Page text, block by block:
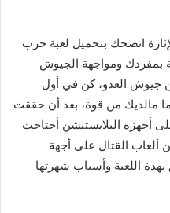
انصحك بتحميل لعبة حرب
بمفردك ومواجهة الجيوش
جيوش العدو، كن في أول
مالديك من قوة، بعد أن حققت
أجهزة البلايستيشن أجتاحت
ألعاب القتال على أجهة
بهذة اللعبة وأسباب شهرتها